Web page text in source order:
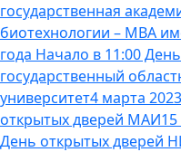
государственная
биотехнологии – МВА
года Начало в 11:00
государственный
университет4 марта
открытых дверей МАИ
День открытых дверей